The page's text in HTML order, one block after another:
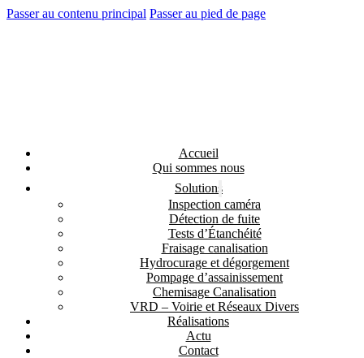
Passer au contenu principal Passer au pied de page
Accueil
Qui sommes nous
Solutions
Inspection caméra
Détection de fuite
Tests d’Étanchéité
Fraisage canalisation
Hydrocurage et dégorgement
Pompage d’assainissement
Chemisage Canalisation
VRD – Voirie et Réseaux Divers
Réalisations
Actu
Contact